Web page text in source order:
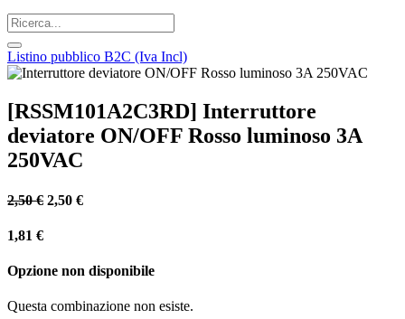
Listino pubblico B2C (Iva Incl)
[RSSM101A2C3RD] Interruttore
deviatore ON/OFF Rosso luminoso 3A
250VAC
2,50€ 2,50 €
1,81 €
Opzione non disponibile
Questa combinazione non esiste.